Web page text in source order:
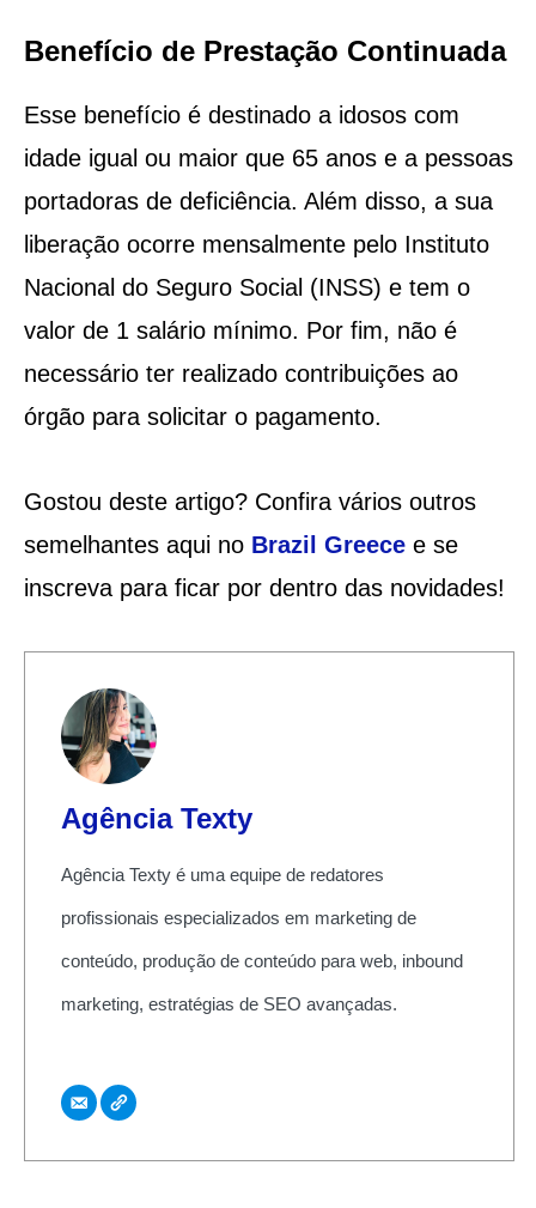
Benefício de Prestação Continuada
Esse benefício é destinado a idosos com
idade igual ou maior que 65 anos e a pessoas
portadoras de deficiência. Além disso, a sua
liberação ocorre mensalmente pelo Instituto
Nacional do Seguro Social (INSS) e tem o
valor de 1 salário mínimo. Por fim, não é
necessário ter realizado contribuições ao
órgão para solicitar o pagamento.
Gostou deste artigo? Confira vários outros
semelhantes aqui no Brazil Greecee se
inscreva para ficar por dentro das novidades!
Agência Texty
Agência Texty é uma equipe de redatores
profissionais especializados em marketing de
conteúdo, produção de conteúdo para web, inbound
marketing, estratégias de SEO avançadas.